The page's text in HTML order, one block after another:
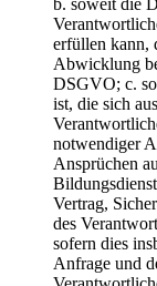
b. soweit die
erfüllen kann,
Abwicklung
DSGVO; c.
ist, die sich
notwendiger
Ansprüchen
Vertrag,
des
sofern dies
Anfrage und